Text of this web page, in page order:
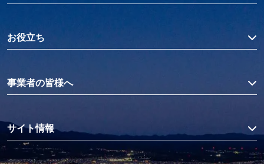
お役立ち
事業者の皆様へ
サイト情報